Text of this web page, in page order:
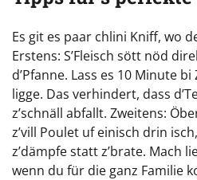
Es git es paar chlini Kniff, wo
Erstens: S’Fleisch sött nöd
d’Pfanne. Lass es 10 Minute
ligge. Das verhindert, dass
z’schnäll abfallt. Zweitens:
z’vill Poulet uf einisch drin
z’dämpfe statt z’brate. Mach
wenn du für die ganz Familie